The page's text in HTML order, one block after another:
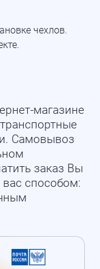
чехлов.
магазине
Самовывоз
заказ Вы
способом: